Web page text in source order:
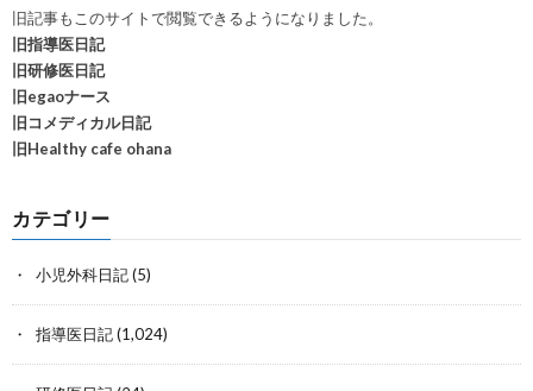
旧記事もこのサイトで閲覧できるようになりました。
旧指導医日記
旧研修医日記
旧egaoナース
旧コメディカル日記
旧Healthy cafe ohana
カテゴリー
小児外科日記(5)
指導医日記(1,024)